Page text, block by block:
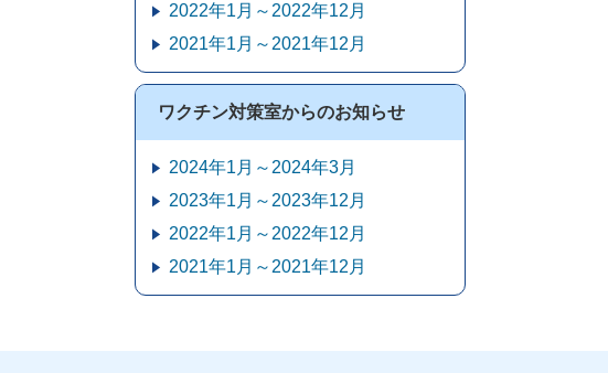
2022年1月～2022年12月
2021年1月～2021年12月
ワクチン対策室からのお知らせ
2024年1月～2024年3月
2023年1月～2023年12月
2022年1月～2022年12月
2021年1月～2021年12月